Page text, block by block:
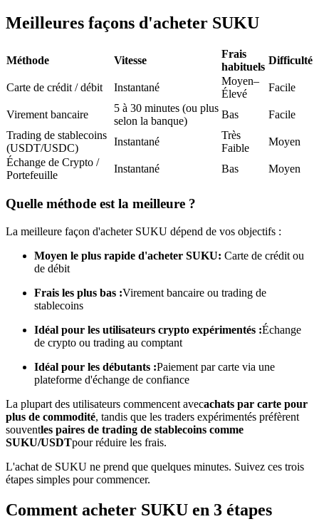
Futures USDC
Devenez un trader de copie
Profitez du partage des bénéfices et des commissions de copy
trading
Meilleures façons d'acheter SUKU
Méthode Vitesse
Frais
habituels
Difficulté
Carte de crédit / débit Instantané
Moyen–
Élevé
Facile
Virement bancaire
5 à 30 minutes (ou plus
selon la banque)
Bas
Facile
Trading de stablecoins
(USDT/USDC)
Instantané
Très
Faible
Moyen
Échange de Crypto /
Portefeuille
Instantané Bas Moyen
Quelle méthode est la meilleure ?
La meilleure façon d'acheter SUKU dépend de vos objectifs :
Moyen le plus rapide d'acheter SUKU: Carte de crédit ou
de débit
Frais les plus bas :Virement bancaire ou trading de
stablecoins
Idéal pour les utilisateurs crypto expérimentés :Échange
de crypto ou trading au comptant
Idéal pour les débutants :Paiement par carte via une
plateforme d'échange de confiance
La plupart des utilisateurs commencent avecachats par carte pour
plus de commodité, tandis que les traders expérimentés préfèrent
souventles paires de trading de stablecoins comme
SUKU/USDTpour réduire les frais.
L'achat de SUKU ne prend que quelques minutes. Suivez ces trois
étapes simples pour commencer.
Comment acheter SUKU en 3 étapes